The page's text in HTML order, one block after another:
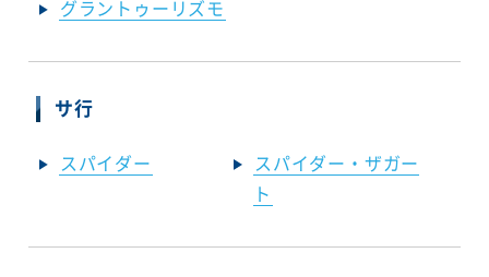
グラントゥーリズモ
サ行
スパイダー
スパイダー・ザガー
ト